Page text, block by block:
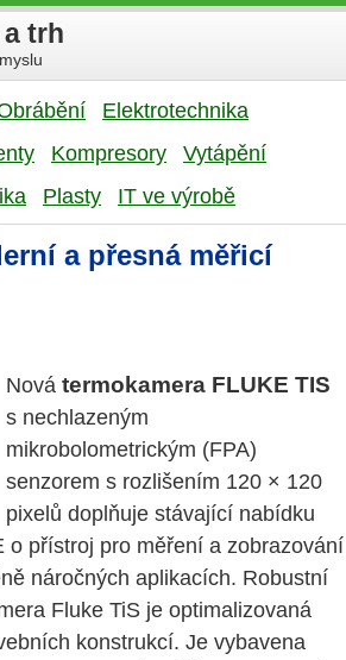
a trh
Elektrotechnika
Kompresory
Vytápění
Plasty IT ve výrobě
a přesná měřicí
Nová termokamera FLUKE TIS
s nechlazeným
mikrobolometrickým (FPA)
senzorem s rozlišením 120 × 120
pixelů doplňuje stávající nabídku
o přístroj pro měření a zobrazování
náročných aplikacích. Robustní
Fluke TiS je optimalizovaná
konstrukcí. Je vybavena